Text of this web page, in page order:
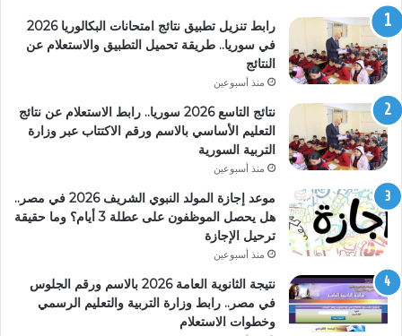
رابط تنزيل تطبيق نتائج امتحانات البكالوريا 2026
في سوريا.. طريقة تحميل التطبيق والاستعلام عن
النتائج
منذ أسبوعين
نتائج التاسع 2026 سوريا.. رابط الاستعلام عن نتائج
التعليم الأساسي بالاسم ورقم الاكتتاب عبر وزارة
التربية السورية
منذ أسبوعين
موعد إجازة المولد النبوي الشريف 2026 في مصر..
هل يحصل الموظفون على عطلة 3 أيام؟ وما حقيقة
ترحيل الإجازة
منذ أسبوعين
نتيجة الثانوية العامة 2026 بالاسم ورقم الجلوس
في مصر.. رابط وزارة التربية والتعليم الرسمي
وخطوات الاستعلام